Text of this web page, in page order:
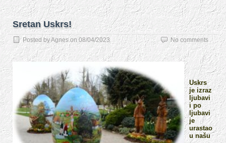
Sretan Uskrs!
Posted byAgneson08/04/2023 No comments
Uskrs
je izraz
ljubavi
ipo
ljubavi
je
urastao
u našu